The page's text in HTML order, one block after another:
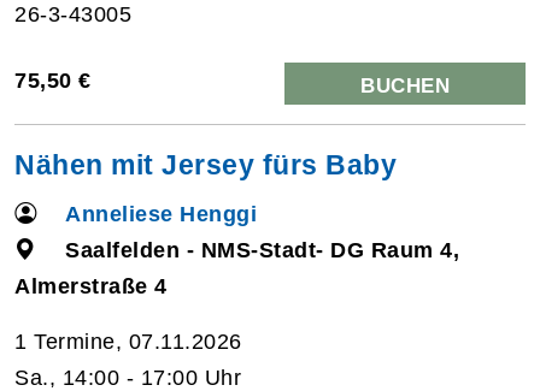
26-3-43005
75,50 € BUCHEN
Nähen mit Jersey fürs Baby
Anneliese Henggi
Saalfelden - NMS-Stadt- DG Raum 4,
Almerstraße 4
1 Termine, 07.11.2026
Sa., 14:00 - 17:00 Uhr